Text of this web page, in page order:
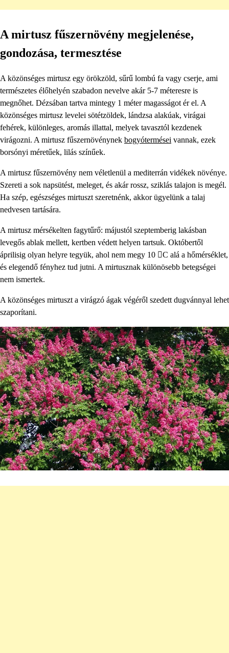
A mirtusz fűszernövény megjelenése,
gondozása, termesztése
A közönséges mirtusz egy örökzöld, sűrű lombú fa vagy cserje, ami
természetes élőhelyén szabadon nevelve akár 5-7 méteresre is
megnőhet. Dézsában tartva mintegy 1 méter magasságot ér el. A
közönséges mirtusz levelei sötétzöldek, lándzsa alakúak, virágai
fehérek, különleges, aromás illattal, melyek tavasztól kezdenek
virágozni. A mirtusz fűszernövénynek bogyótermései vannak, ezek
borsónyi méretűek, lilás színűek.
A mirtusz fűszernövény nem véletlenül a mediterrán vidékek növénye.
Szereti a sok napsütést, meleget, és akár rossz, sziklás talajon is megél.
Ha szép, egészséges mirtuszt szeretnénk, akkor ügyelünk a talaj
nedvesen tartására.
A mirtusz mérsékelten fagytűrő: májustól szeptemberig lakásban
levegős ablak mellett, kertben védett helyen tartsuk. Októbertől
áprilisig olyan helyre tegyük, ahol nem megy 10 C alá a hőmérséklet,
és elegendő fényhez tud jutni. A mirtusznak különösebb betegségei
nem ismertek.
A közönséges mirtuszt a virágzó ágak végéről szedett dugvánnyal lehet
szaporítani.